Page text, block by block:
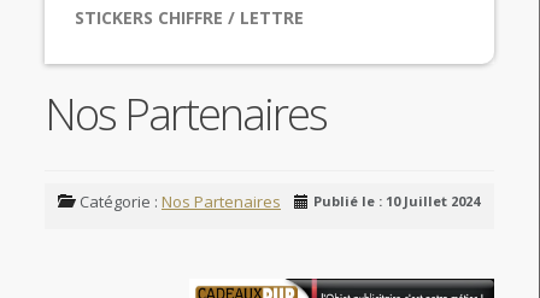
STICKERS CHIFFRE / LETTRE
Nos Partenaires
Catégorie : Nos Partenaires Publié le : 10 Juillet 2024